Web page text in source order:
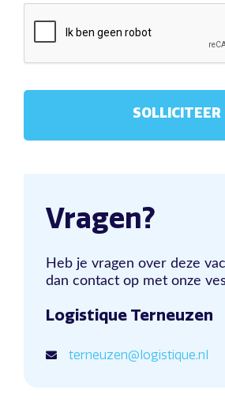
Vragen?
Heb je vragen over deze
dan contact op met onze
Logistique Terneuzen
terneuzen@logistique.nl